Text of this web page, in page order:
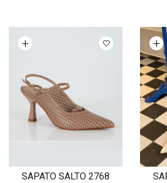
SAPATO SALTO 2768
opções Ver